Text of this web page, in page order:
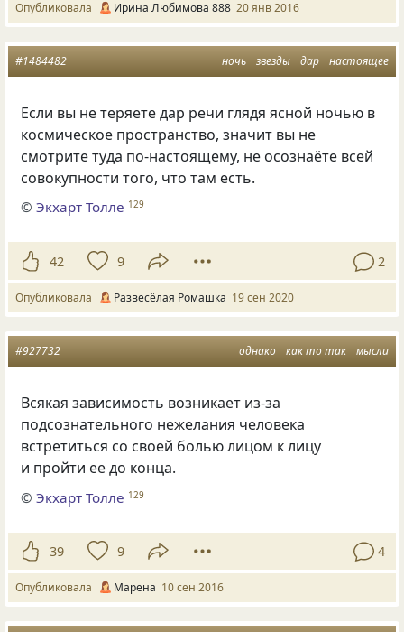
Опубликовала Ирина Любимова 888 20 янв 2016
ночь звезды дар настоящее
#1484482
Если вы не теряете дар речи глядя ясной ночью в
космическое пространство, значит вы не
смотрите туда по-настоящему, не осознаёте всей
совокупности того, что там есть.
©Экхарт Толле 129
42 9 2
Опубликовала Развесёлая Ромашка 19 сен 2020
однако как то так мысли
#927732
Всякая зависимость возникает из-за
подсознательного нежелания человека
встретиться со своей болью лицом к лицу
и пройти ее до конца.
©Экхарт Толле 129
39 9 4
Опубликовала Марена 10 сен 2016